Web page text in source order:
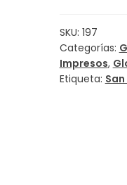
SKU: 197
Categorías:
Impresos,
Etiqueta: